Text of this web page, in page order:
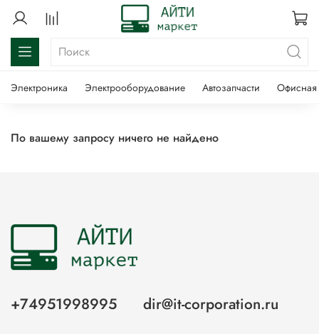
Электроника Электрооборудование Автозапчасти Офисная
По вашему запросу ничего не найдено
+74951998995 dir@it-corporation.ru